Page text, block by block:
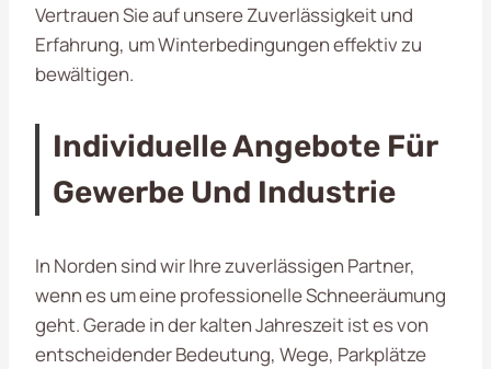
Vertrauen Sie auf unsere Zuverlässigkeit und
Erfahrung, um Winterbedingungen effektiv zu
bewältigen.
Individuelle Angebote Für
Gewerbe Und Industrie
In Norden sind wir Ihre zuverlässigen Partner,
wenn es um eine professionelle Schneeräumung
geht. Gerade in der kalten Jahreszeit ist es von
entscheidender Bedeutung, Wege, Parkplätze